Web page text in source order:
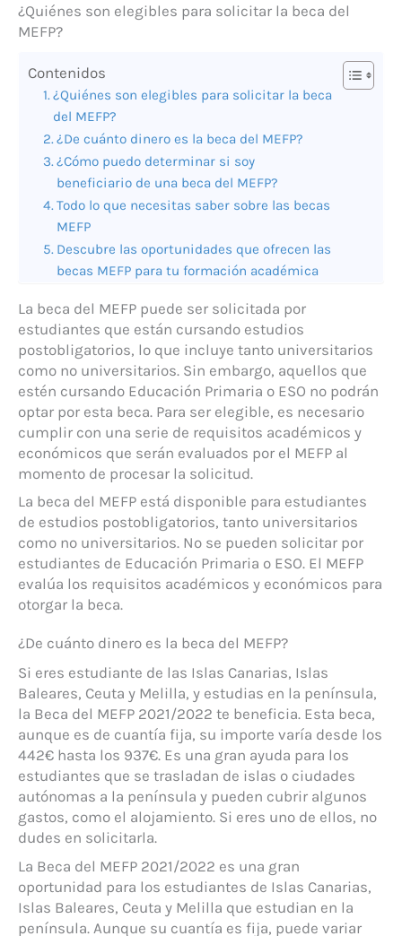
¿Quiénes son elegibles para solicitar la beca del
MEFP?
Contenidos
¿Quiénes son elegibles para solicitar la beca
del MEFP?
¿De cuánto dinero es la beca del MEFP?
¿Cómo puedo determinar si soy
beneficiario de una beca del MEFP?
Todo lo que necesitas saber sobre las becas
MEFP
Descubre las oportunidades que ofrecen las
becas MEFP para tu formación académica
La beca del MEFP puede ser solicitada por
estudiantes que están cursando estudios
postobligatorios, lo que incluye tanto universitarios
como no universitarios. Sin embargo, aquellos que
estén cursando Educación Primaria o ESO no podrán
optar por esta beca. Para ser elegible, es necesario
cumplir con una serie de requisitos académicos y
económicos que serán evaluados por el MEFP al
momento de procesar la solicitud.
La beca del MEFP está disponible para estudiantes
de estudios postobligatorios, tanto universitarios
como no universitarios. No se pueden solicitar por
estudiantes de Educación Primaria o ESO. El MEFP
evalúa los requisitos académicos y económicos para
otorgar la beca.
¿De cuánto dinero es la beca del MEFP?
Si eres estudiante de las Islas Canarias, Islas
Baleares, Ceuta y Melilla, y estudias en la península,
la Beca del MEFP 2021/2022 te beneficia. Esta beca,
aunque es de cuantía fija, su importe varía desde los
442€ hasta los 937€. Es una gran ayuda para los
estudiantes que se trasladan de islas o ciudades
autónomas a la península y pueden cubrir algunos
gastos, como el alojamiento. Si eres uno de ellos, no
dudes en solicitarla.
La Beca del MEFP 2021/2022 es una gran
oportunidad para los estudiantes de Islas Canarias,
Islas Baleares, Ceuta y Melilla que estudian en la
península. Aunque su cuantía es fija, puede variar